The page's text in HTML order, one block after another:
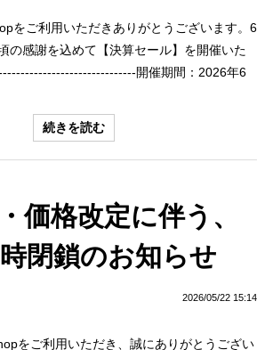
をご利用いただきありがとうございます。6
の感謝を込めて【決算セール】を開催いた
開催期間：2026年6
続きを読む
価格改定に伴う、
閉鎖のお知らせ
2026/05/22 15:14
をご利用いただき、誠にありがとうござい